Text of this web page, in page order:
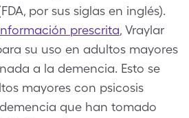
por sus siglas en inglés).
prescrita, Vraylar
su uso en adultos mayores
a la demencia. Esto se
mayores con psicosis
que han tomado